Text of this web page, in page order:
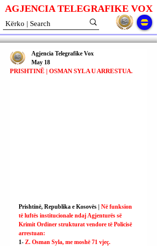
AGJENCIA TELEGRAFIKE VOX
PRISHTINË | OSMAN SYLA U ARRESTUA.
Agjencia Telegrafike Vox
May 18
Prishtinë, Republika e Kosovës | Në funksion
të luftës institucionale ndaj Agjenturës së
Krimit Ordiner strukturat vendore të Policisë
arrestuan:
1- Z. Osman Syla, me moshë 71 vjeç.